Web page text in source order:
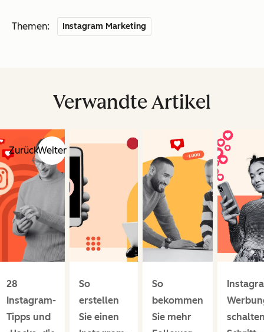
Themen: Instagram Marketing
Verwandte Artikel
ZurückWeiter
28
Instagram-
Tipps und
So
erstellen
Sie einen
So
bekommen
Sie mehr